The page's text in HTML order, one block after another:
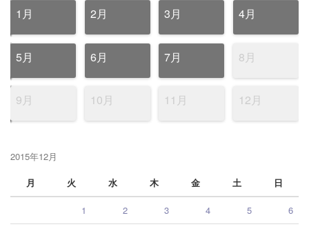
1月 2月 3月 4月
5月 6月 7月 8月
9月 10月 11月 12月
2015年12月
月
火 水 木 金 土 日
1 2 3 4 5 6